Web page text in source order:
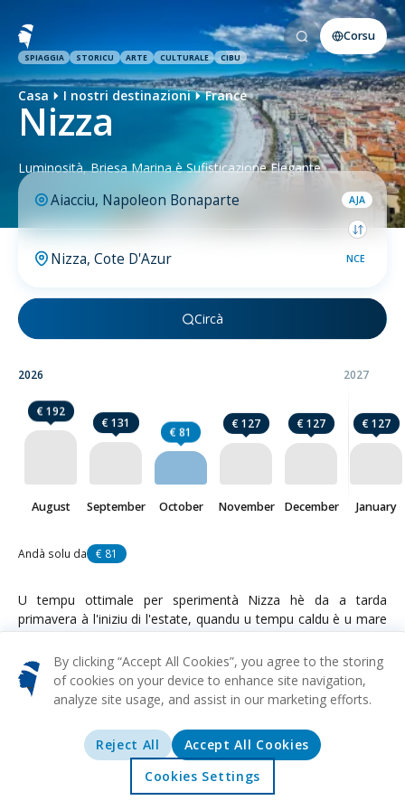
Offerte Esplurazione
Corsu
SPIAGGIA STORICU ARTE CULTURALE CIBU
Casa I nostri destinazioni France
Nizza
Luminosità, Briesa Marina è Sufisticazione Elegante
AJA
NCE
Circà
2026
€ 192
August
€ 131
September
€ 81
October
€ 127
November
€ 127
December
2027
€ 127
January
Andà solu da € 81
U tempu ottimale per sperimentà Nizza hè da a tarda
primavera à l'iniziu di l'estate, quandu u tempu caldu è u mare
azzurru creanu una atmosfera serena. E folle sò ancu più
scarse in stu periudu, permettendu una esplorazione pacifica di
e strade eleganti di a cità. Per quelli chì volenu evità l'intensità
di a stagione alta, l'iniziu di l'autunnu offre un rifughju da u
calore estivu cun ghjorni dolci in settembre.
€ 81
By clicking “Accept All Cookies”, you agree to the storing
of cookies on your device to enhance site navigation,
analyze site usage, and assist in our marketing efforts.
Reject All
Accept All Cookies
Cookies Settings